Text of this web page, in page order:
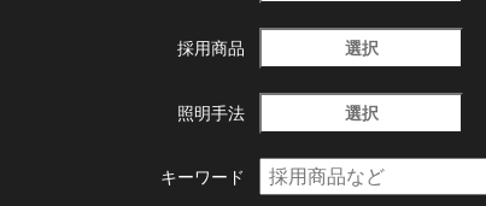
採用商品 選択
照明手法 選択
キーワード